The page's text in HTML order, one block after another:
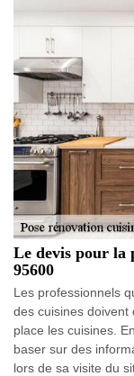
Le devis pour la
95600
Les professionnels
des cuisines
place les cuisines.
baser sur des
lors de sa visite du